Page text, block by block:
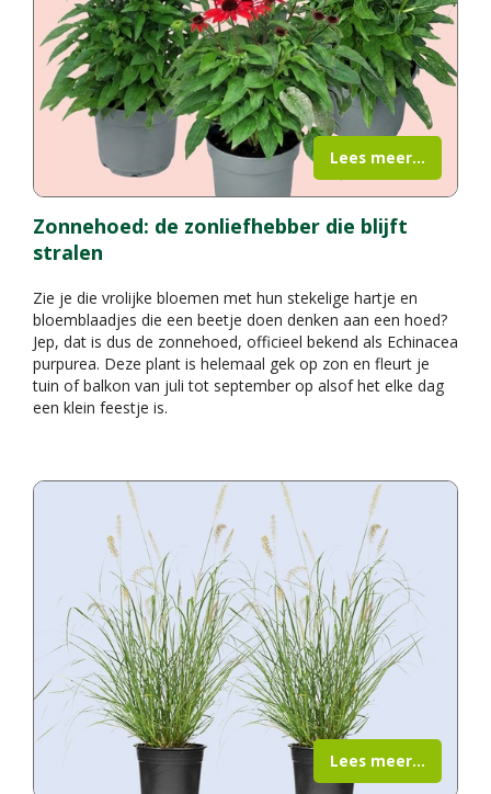
Zonnehoed: de zonliefhebber die blijft
stralen
Zie je die vrolijke bloemen met hun stekelige hartje en
bloemblaadjes die een beetje doen denken aan een hoed?
Jep, dat is dus de zonnehoed, officieel bekend als Echinacea
purpurea. Deze plant is helemaal gek op zon en fleurt je
tuin of balkon van juli tot september op alsof het elke dag
een klein feestje is.
Lees meer...
Lees meer...